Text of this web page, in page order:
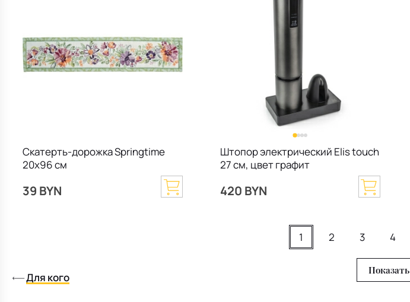
Скатерть-дорожка Springtime
20х96 см
39 BYN
Штопор электрический Elis touch
27 см, цвет графит
420 BYN
1 2 3 4
Для кого